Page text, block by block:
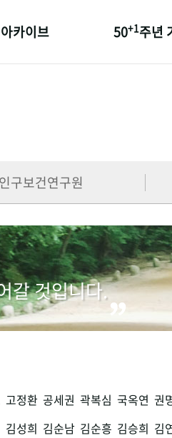
카이브 50+1주년
세계와 함께 한
구보건연구원
갈 것입니다.
고정환 공세권 곽복심 국옥연 권
김성희 김순남 김순흥 김승희 김